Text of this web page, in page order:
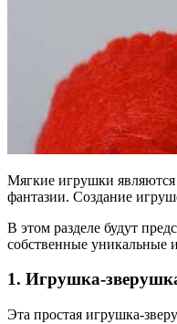
Мягкие игрушки
фантазии. Создание
В этом разделе будут
собственные уникальные
1. Игрушка-
Эта простая игрушка-